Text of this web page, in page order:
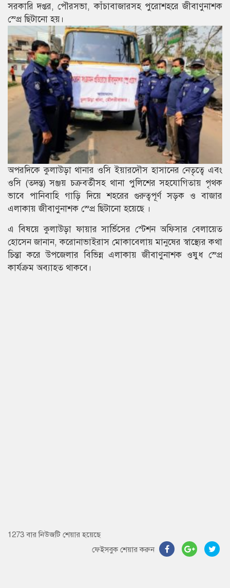
সরকারি দপ্তর, পৌরসভা, কাঁচাবাজারসহ পুরোশহরে জীবাণুনাশক
স্প্রে ছিটানো হয়।
অপরদিকে কুলাউড়া থানার ওসি ইয়ারদৌস হাসানের নেতৃত্বে এবং
ওসি (তদন্ত) সঞ্জয় চক্রবর্তীসহ থানা পুলিশের সহযোগিতায় পৃথক
ভাবে পানিবাহি গাড়ি দিয়ে শহরের গুরুত্বপূর্ণ সড়ক ও বাজার
এলাকায় জীবাণুনাশক স্প্রে ছিটানো হয়েছে ।
এ বিষয়ে কুলাউড়া ফায়ার সার্ভিসের স্টেশন অফিসার বেলায়েত
হোসেন জানান, করোনাভাইরাস মোকাবেলায় মানুষের স্বাস্থ্যের কথা
চিন্তা করে উপজেলার বিভিন্ন এলাকায় জীবাণুনাশক ওষুধ স্প্রে
কার্যক্রম অব্যাহত থাকবে।
1273 বার নিউজটি শেয়ার হয়েছে
ফেইসবুক শেয়ার করুন